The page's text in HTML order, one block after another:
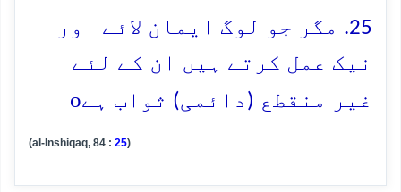
25. مگر جو لوگ ایمان لائے اور
نیک عمل کرتے ہیں ان کے لئے
غیر منقطع (دائمی) ثواب ہےo
(al-Inshiqaq, 84 : 25)